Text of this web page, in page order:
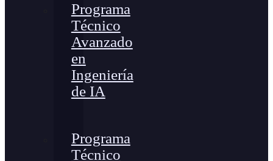
Programa
Técnico
Avanzado
en
Ingeniería
de IA
Programa
Técnico